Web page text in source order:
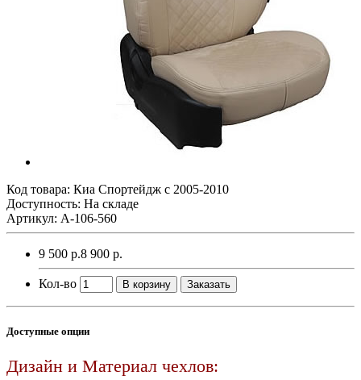
Код товара: Киа Спортейдж с 2005-2010
Доступность: На складе
Артикул: A-106-560
9 500 р.8 900 р.
Кол-во В корзину Заказать
Доступные опции
Дизайн и Материал чехлов: